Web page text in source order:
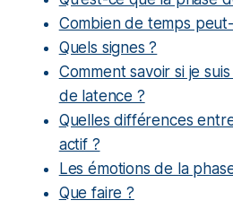
Combien de temps
Quels signes ?
Comment savoir si je
de latence ?
Quelles différences
actif ?
Les émotions de la
Que faire ?